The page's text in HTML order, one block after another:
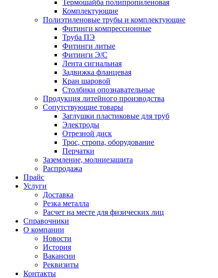
Термошайба полипропиленовая
Комплектующие
Полиэтиленовые трубы и комплектующие
Фитинги компрессионные
Труба ПЭ
Фитинги литые
Фитинги Э/С
Лента сигнальная
Задвижка фланцевая
Кран шаровой
Столбики опознавательные
Продукция литейного производства
Сопутствующие товары
Заглушки пластиковые для труб
Электроды
Отрезной диск
Трос, стропа, оборудование
Перчатки
Заземление, молниезащита
Распродажа
Прайс
Услуги
Доставка
Резка металла
Расчет на месте для физических лиц
Справочники
О компании
Новости
История
Вакансии
Реквизиты
Контакты